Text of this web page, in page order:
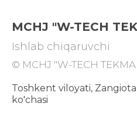
MCHJ "W-TECH
Ishlab chiqaruvchi
© MCHJ "W-TECH
Toshkent viloyati,
ko'chasi